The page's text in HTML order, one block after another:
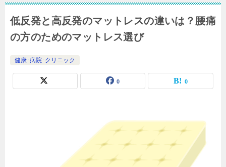
低反発と高反発のマットレスの違いは？腰痛
の方のためのマットレス選び
健康･病院･クリニック
0 0